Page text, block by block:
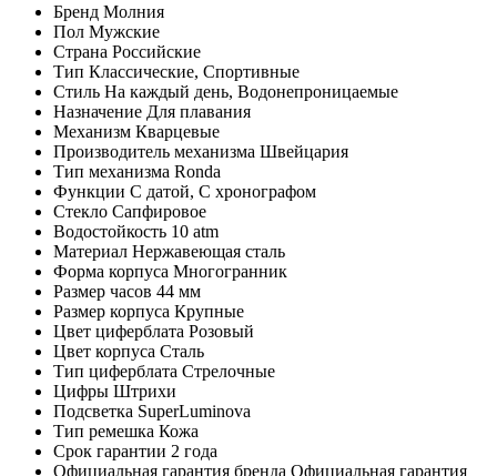
Бренд Молния
Пол Мужские
Страна Российские
Тип Классические, Спортивные
Стиль На каждый день, Водонепроницаемые
Назначение Для плавания
Механизм Кварцевые
Производитель механизма Швейцария
Тип механизма Ronda
Функции С датой, С хронографом
Стекло Сапфировое
Водостойкость 10 atm
Материал Нержавеющая сталь
Форма корпуса Многогранник
Размер часов 44 мм
Размер корпуса Крупные
Цвет циферблата Розовый
Цвет корпуса Сталь
Тип циферблата Стрелочные
Цифры Штрихи
Подсветка SuperLuminova
Тип ремешка Кожа
Срок гарантии 2 года
Официальная гарантия бренда Официальная гарантия